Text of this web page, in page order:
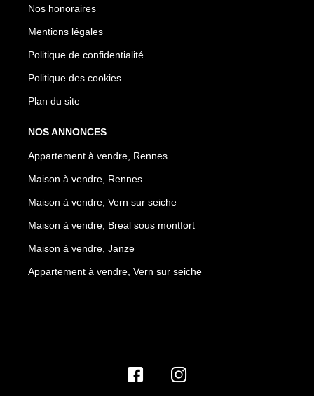
Nos honoraires
Mentions légales
Politique de confidentialité
Politique des cookies
Plan du site
NOS ANNONCES
Appartement à vendre, Rennes
Maison à vendre, Rennes
Maison à vendre, Vern sur seiche
Maison à vendre, Breal sous montfort
Maison à vendre, Janze
Appartement à vendre, Vern sur seiche